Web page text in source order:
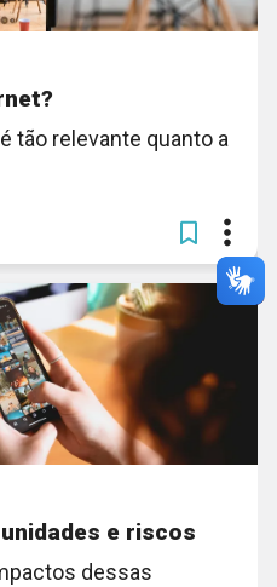
tão relevante quanto a
e riscos
dessas